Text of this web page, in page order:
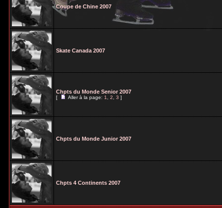
Coupe de Chine 2007
Skate Canada 2007
Chpts du Monde Senior 2007
[ Aller à la page:1,2,3]
Chpts du Monde Junior 2007
Chpts 4 Continents 2007